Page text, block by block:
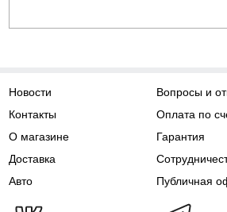
Новости
Контакты
О магазине
Доставка
Авто
Вопросы и
Оплата по
Гарантия
Публичная